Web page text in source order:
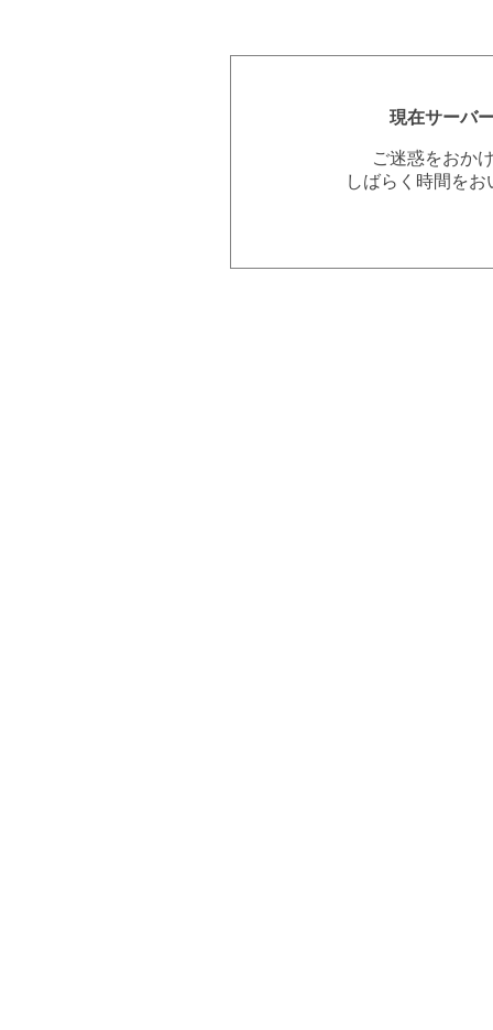
現在サーバ
ご迷惑をおか
しばらく時間を